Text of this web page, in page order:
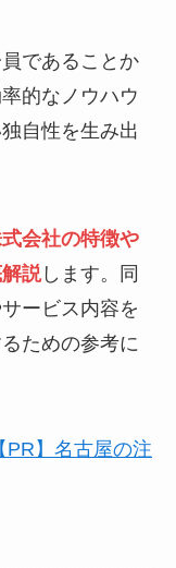
であることか
的なノウハウ
自性を生み出
会社の特徴や
説します。同
ービス内容を
ための参考に
】名古屋の注